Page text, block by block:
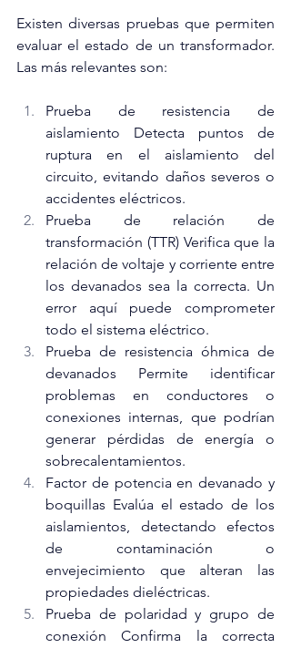
Existen diversas pruebas que permiten
evaluar el estado de un transformador.
Las más relevantes son:
Prueba de resistencia de
aislamiento Detecta puntos de
ruptura en el aislamiento del
circuito, evitando daños severos o
accidentes eléctricos.
Prueba de relación de
transformación (TTR) Verifica que la
relación de voltaje y corriente entre
los devanados sea la correcta. Un
error aquí puede comprometer
todo el sistema eléctrico.
Prueba de resistencia óhmica de
devanados Permite identificar
problemas en conductores o
conexiones internas, que podrían
generar pérdidas de energía o
sobrecalentamientos.
Factor de potencia en devanado y
boquillas Evalúa el estado de los
aislamientos, detectando efectos
de contaminación o
envejecimiento que alteran las
propiedades dieléctricas.
Prueba de polaridad y grupo de
conexión Confirma la correcta